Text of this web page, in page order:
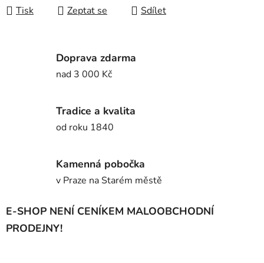
Tisk Zeptat se Sdílet
Doprava zdarma
nad 3 000 Kč
Tradice a kvalita
od roku 1840
Kamenná pobočka
v Praze na Starém městě
E-SHOP NENÍ CENÍKEM MALOOBCHODNÍ
PRODEJNY!